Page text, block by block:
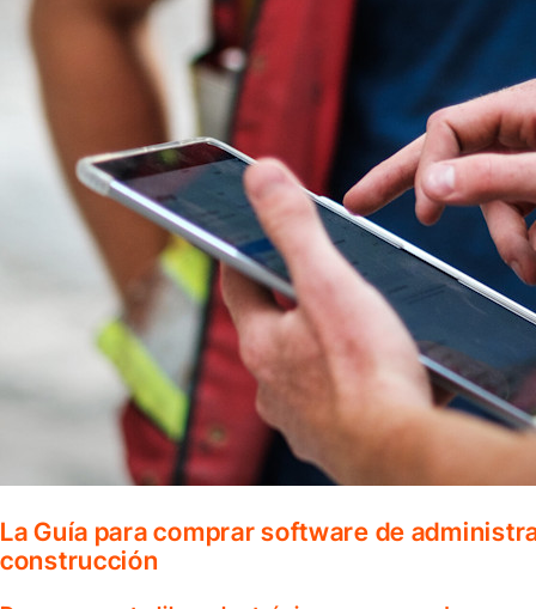
La Guía para comprar software de
construcción